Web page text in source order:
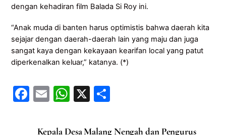
dengan kehadiran film Balada Si Roy ini.
“Anak muda di banten harus optimistis bahwa daerah kita
sejajar dengan daerah-daerah lain yang maju dan juga
sangat kaya dengan kekayaan kearifan local yang patut
diperkenalkan keluar,” katanya. (*)
F
c
E
ai
W
at
X
ar
Kepala Desa Malang Nengah dan Pengurus